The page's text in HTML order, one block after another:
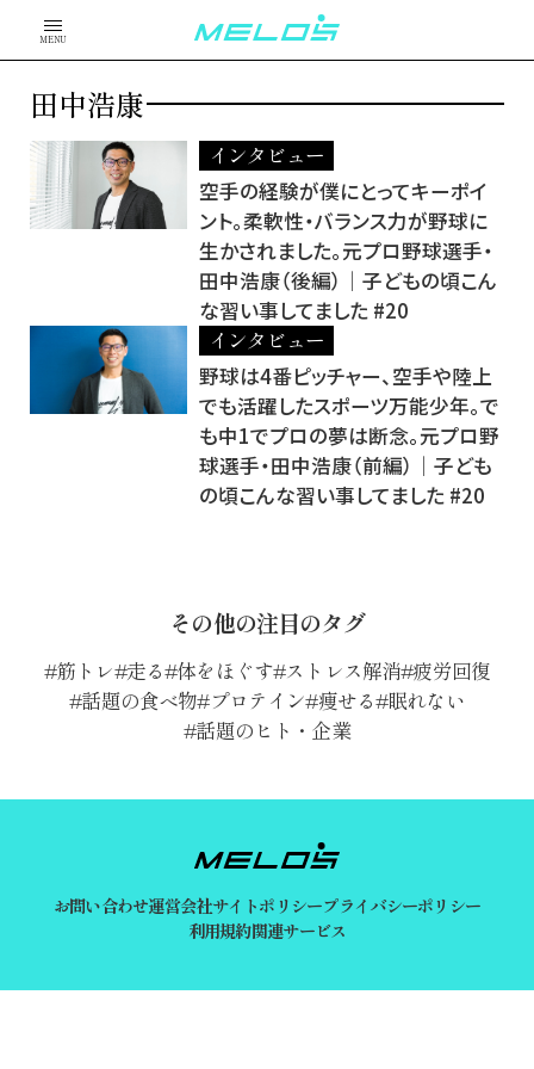
MENU
田中浩康
インタビュー
空手の経験が僕にとってキーポイ
ント。柔軟性・バランス力が野球に
生かされました。元プロ野球選手・
田中浩康（後編）│子どもの頃こん
な習い事してました #20
インタビュー
野球は4番ピッチャー、空手や陸上
でも活躍したスポーツ万能少年。で
も中1でプロの夢は断念。元プロ野
球選手・田中浩康（前編）│子ども
の頃こんな習い事してました #20
その他の注目のタグ
筋トレ 走る 体をほぐす ストレス解消 疲労回復
話題の食べ物 プロテイン 痩せる 眠れない
話題のヒト・企業
お問い合わせ運営会社サイトポリシープライバシーポリシー
利用規約関連サービス